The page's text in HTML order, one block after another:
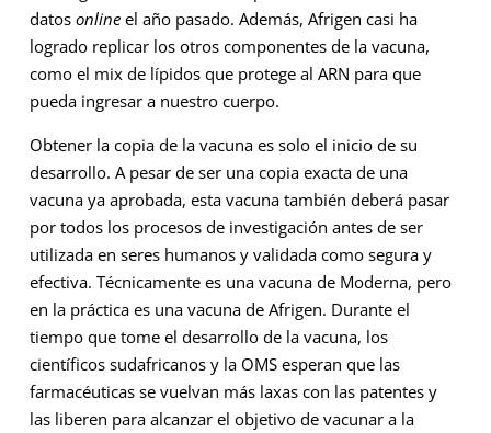
datos onlineel año pasado. Además, Afrigen casi ha
logrado replicar los otros componentes de la vacuna,
como el mix de lípidos que protege al ARN para que
pueda ingresar a nuestro cuerpo.
Obtener la copia de la vacuna es solo el inicio de su
desarrollo. A pesar de ser una copia exacta de una
vacuna ya aprobada, esta vacuna también deberá pasar
por todos los procesos de investigación antes de ser
utilizada en seres humanos y validada como segura y
efectiva. Técnicamente es una vacuna de Moderna, pero
en la práctica es una vacuna de Afrigen. Durante el
tiempo que tome el desarrollo de la vacuna, los
científicos sudafricanos y la OMS esperan que las
farmacéuticas se vuelvan más laxas con las patentes y
las liberen para alcanzar el objetivo de vacunar a la